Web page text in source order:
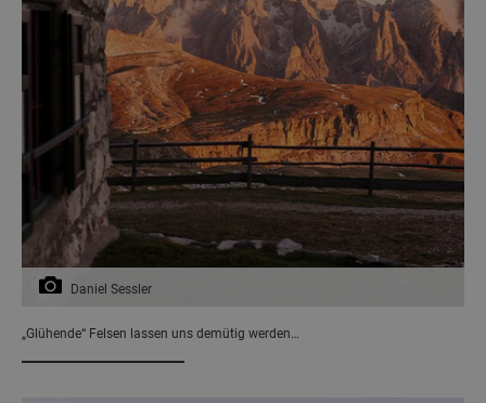
Daniel Sessler
„Glühende“ Felsen lassen uns demütig werden…